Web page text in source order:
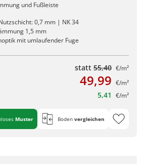
und Fußleiste
0,7 mm | NK 34
1,5 mm
mit umlaufender Fuge
statt 55,40 €/m²
49,99 €/m²
5,41 €/m²
Muster Boden vergleichen